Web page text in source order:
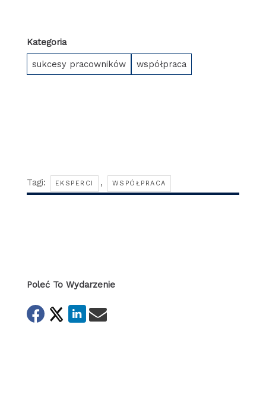
Kategoria
sukcesy pracowników współpraca
Tagi: EKSPERCI , WSPÓŁPRACA
Poleć To Wydarzenie